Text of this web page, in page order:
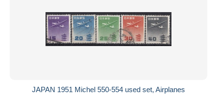
JAPAN 1951 Michel 550-554 used set, Airplanes